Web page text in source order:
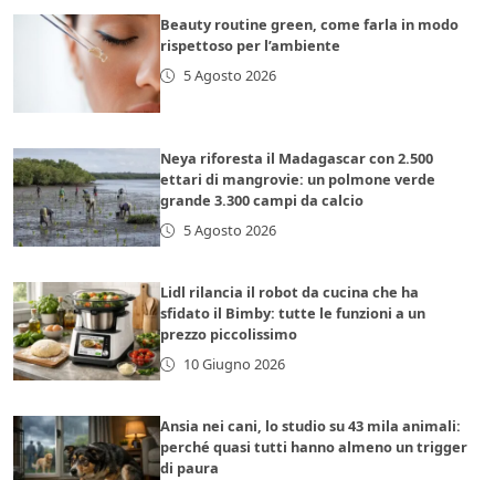
Beauty routine green, come farla in modo
rispettoso per l’ambiente
5 Agosto 2026
Neya riforesta il Madagascar con 2.500
ettari di mangrovie: un polmone verde
grande 3.300 campi da calcio
5 Agosto 2026
Lidl rilancia il robot da cucina che ha
sfidato il Bimby: tutte le funzioni a un
prezzo piccolissimo
10 Giugno 2026
Ansia nei cani, lo studio su 43 mila animali:
perché quasi tutti hanno almeno un trigger
di paura